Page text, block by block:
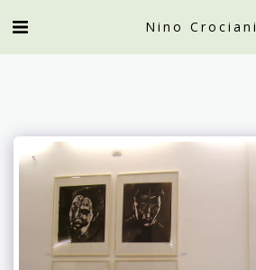
Nino Crociani